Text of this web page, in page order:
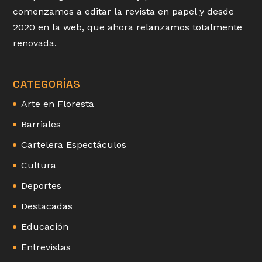
comenzamos a editar la revista en papel y desde
2020 en la web, que ahora relanzamos totalmente
renovada.
CATEGORÍAS
Arte en Floresta
Barriales
Cartelera Espectáculos
Cultura
Deportes
Destacadas
Educación
Entrevistas